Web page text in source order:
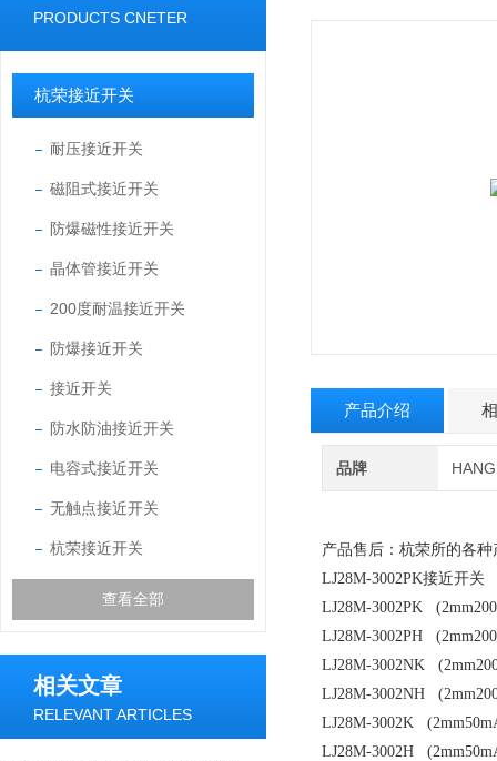
PRODUCTS CNETER
杭荣接近开关
耐压接近开关
磁阻式接近开关
防爆磁性接近开关
晶体管接近开关
200度耐温接近开关
防爆接近开关
接近开关
防水防油接近开关
电容式接近开关
无触点接近开关
杭荣接近开关
查看全部
相关文章
RELEVANT ARTICLES
产品介绍
品牌
产品售后：杭荣所的各
LJ28M-3002PK接近开关
LJ28M-3002PK
LJ28M-3002PH
LJ28M-3002NK
LJ28M-3002NH
LJ28M-3002K
LJ28M-3002H